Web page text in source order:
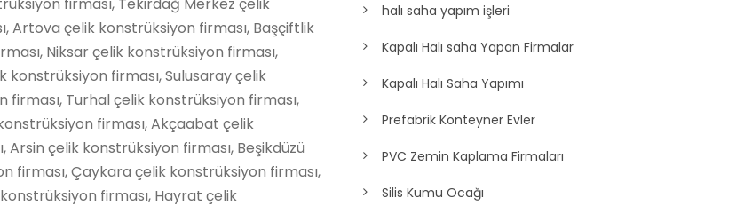
halı saha yapım işleri
Kapalı Halı saha Yapan Firmalar
Kapalı Halı Saha Yapımı
Prefabrik Konteyner Evler
PVC Zemin Kaplama Firmaları
Silis Kumu Ocağı